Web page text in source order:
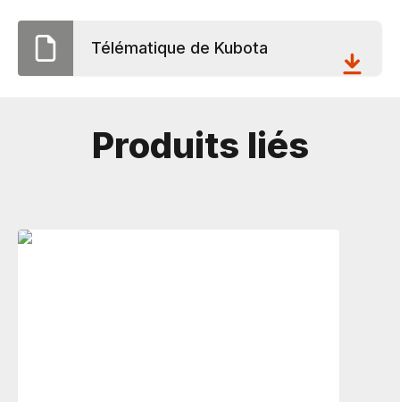
Télématique de Kubota
Produits liés